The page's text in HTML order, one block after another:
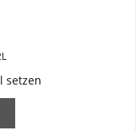
low edge Ring Low-
Details /...
setzen